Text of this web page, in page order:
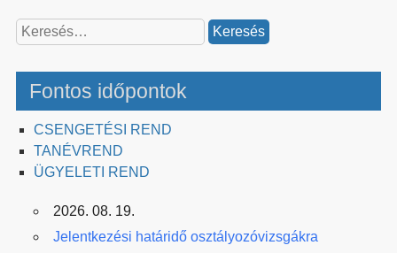
Keresés:
Fontos időpontok
CSENGETÉSI REND
TANÉVREND
ÜGYELETI REND
2026. 08. 19.
Jelentkezési határidő osztályozóvizsgákra